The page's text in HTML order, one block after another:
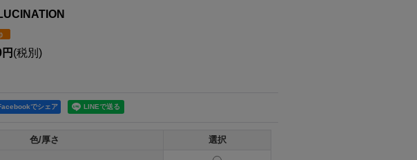
(税別)
でシェア
色/厚さ
選択